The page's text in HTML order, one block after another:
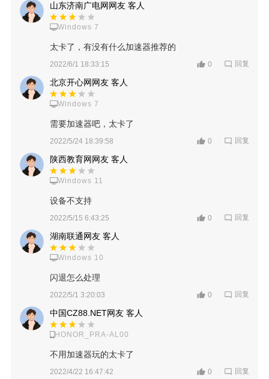
山东济南广电网网友 客人
Windows 7
太卡了，有没有什么加速器推荐的
2022/6/1 18:33:15 0 回复
北京开心网网友 客人
Windows 7
需要加速器吧，太卡了
2022/5/24 18:39:58 0 回复
陕西教育网网友 客人
Windows 11
设备不支持
2022/5/15 6:43:25 0 回复
湖南联通网友 客人
Windows 10
闪退怎么处理
2022/5/1 3:20:03 0 回复
中国CZ88.NET网友 客人
HONOR_PRA-AL00
不用加速器玩的太卡了
2022/4/22 16:47:42 0 回复